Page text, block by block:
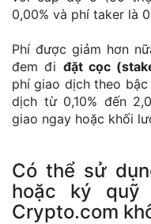
0,00% và phí taker là
Phí được giảm hơn
đem đi đặt cọc
phí giao dịch theo
dịch từ 0,10% đến
giao ngay hoặc khối
Có thể sử
hoặc ký quỹ
Crypto.com